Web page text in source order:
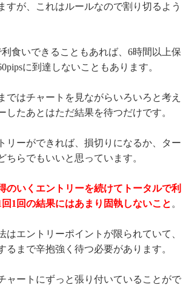
すが、これはルールなので割り切るよう
食いできることもあれば、6時間以上保
に到達しないこともあります。
はチャートを見ながらいろいろと考え
したあとはただ結果を待つだけです。
ーができれば、損切りになるか、ター
ちらでもいいと思っています。
のいくエントリーを続けてトータルで利
1回の結果にはあまり固執しないこと 。
エントリーポイントが限られていて、
るまで辛抱強く待つ必要があります。
ャートにずっと張り付いていることがで